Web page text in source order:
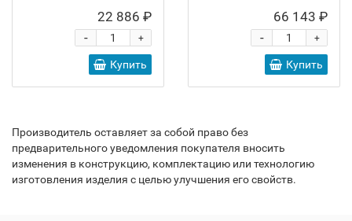
22 886 ₽
+
-
Купить
66 143 ₽
+
-
Купить
Производитель оставляет за собой право без
предварительного уведомления покупателя вносить
изменения в конструкцию, комплектацию или технологию
изготовления изделия с целью улучшения его свойств.